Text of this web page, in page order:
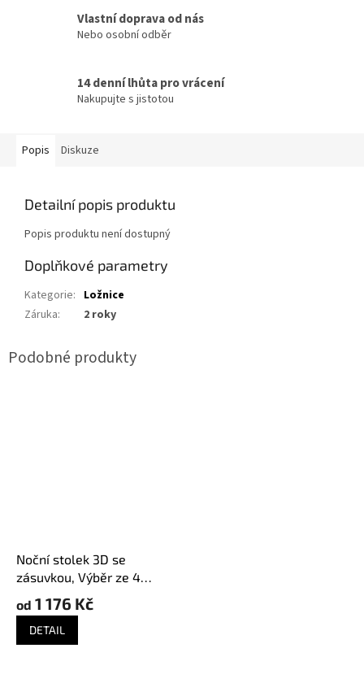
Vlastní doprava od nás
Nebo osobní odběr
14 denní lhůta pro vrácení
Nakupujte s jistotou
Popis Diskuze
Detailní popis produktu
Popis produktu není dostupný
Doplňkové parametry
Kategorie: Ložnice
Záruka: 2 roky
Noční stolek 3D se
zásuvkou, Výběr ze 4
barev
od 1 176 Kč
DETAIL